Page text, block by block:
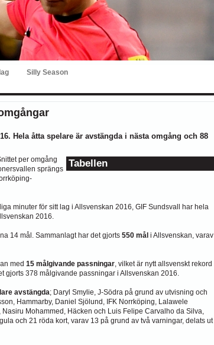
betydelse i...
Silly Season
Hela åtta spelare är avstängda i nästa omgång och 88
Tabellen
per omgång
sprängs
minuter för sitt lag i Allsvenskan 2016, GIF Sundsvall har hela
2016.
14 mål. Sammanlagt har det gjorts 550 mål i Allsvenskan, varav
med 15 målgivande passningar, vilket är nytt allsvenskt rekord
gjorts 378 målgivande passningar i Allsvenskan 2016.
avstängda; Daryl Smylie, J-Södra på grund av utvisning och
Hammarby, Daniel Sjölund, IFK Norrköping, Lalawele
Mohammed, Häcken och Luis Felipe Carvalho da Silva,
och 21 röda kort, varav 13 på grund av två varningar, delats ut